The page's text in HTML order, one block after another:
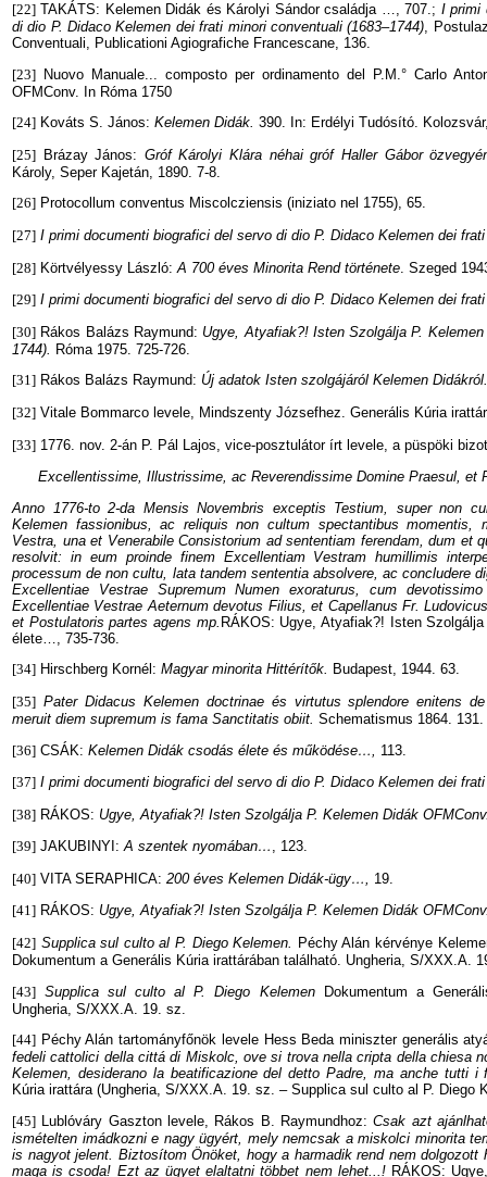
[22] TAKÁTS: Kelemen Didák és Károlyi Sándor családja …, 707.; I primi
di dio P. Didaco Kelemen dei frati minori conventuali (1683–1744),
Conventuali, Publicationi Agiografiche Francescane, 136.
[23] Nuovo Manuale... composto per ordinamento del P.M.° Carlo
OFMConv. In Róma 1750
[24] Kováts S. János: Kelemen Didák. 390. In: Erdélyi Tudósító.
[25] Brázay János: Gróf Károlyi Klára néhai gróf Haller Gábor
Károly, Seper Kajetán, 1890. 7-8.
[26] Protocollum conventus Miscolcziensis (iniziato nel 1755), 65.
[27] I primi documenti biografici del servo di dio P. Didaco Kelemen dei
[28] Körtvélyessy László: A 700 éves Minorita Rend története . Szeged
[29] I primi documenti biografici del servo di dio P. Didaco Kelemen dei
[30] Rákos Balázs Raymund: Ugye, Atyafiak?! Isten Szolgálja P.
1744).
Róma 1975. 725-726.
[31] Rákos Balázs Raymund: Új adatok Isten szolgájáról Kelemen Didákról.
[32] Vitale Bommarco levele, Mindszenty Józsefhez. Generális Kúria
[33] 1776. nov. 2-án P. Pál Lajos, vice-posztulátor írt levele, a püspöki
Excellentissime, Illustrissime, ac Reverendissime Domine Praesul, et
Anno 1776-to 2-da Mensis Novembris exceptis Testium, super non
Kelemen fassionibus, ac reliquis non cultum spectantibus momentis,
Vestra, una et Venerabile Consistorium ad sententiam ferendam, dum et
resolvit: in eum proinde finem Excellentiam Vestram humillimis
processum de non cultu, lata tandem sententia absolvere, ac concludere
Excellentiae Vestrae Supremum Numen exoraturus, cum
Excellentiae Vestrae Aeternum devotus Filius, et Capellanus Fr.
et Postulatoris partes agens mp. RÁKOS: Ugye, Atyafiak?! Isten
élete…, 735-736.
[34] Hirschberg Kornél: Magyar minorita Hittérítők. Budapest, 1944. 63.
[35] Pater Didacus Kelemen doctrinae és virtutus splendore enitens
meruit diem supremum is fama Sanctitatis obiit. Schematismus 1864. 131.
[36] CSÁK: Kelemen Didák csodás élete és működése…,
113.
[37] I primi documenti biografici del servo di dio P. Didaco Kelemen dei
[38] RÁKOS: Ugye, Atyafiak?! Isten Szolgálja P. Kelemen Didák
[39] JAKUBINYI:A szentek nyomában… , 123.
[40] VITA SERAPHICA: 200 éves Kelemen Didák-ügy…,
19.
[41] RÁKOS: Ugye, Atyafiak?! Isten Szolgálja P. Kelemen Didák
[42] Supplica sul culto al P. Diego Kelemen. Péchy Alán kérvénye
Dokumentum a Generális Kúria irattárában található. Ungheria, S/XXX.A.
[43] Supplica sul culto al P. Diego Kelemen
Dokumentum a
Ungheria, S/XXX.A. 19. sz.
[44] Péchy Alán tartományfőnök levele Hess Beda miniszter generális
fedeli cattolici della cittá di Miskolc, ove si trova nella cripta della chiesa
Kelemen, desiderano la beatificazione del detto Padre, ma anche tutti i
Kúria irattára (Ungheria, S/XXX.A. 19. sz. – Supplica sul culto al P. Diego
[45]
Lublóváry Gaszton levele, Rákos B. Raymundhoz:Csak azt
ismételten imádkozni e nagy ügyért, mely nemcsak a miskolci minorita
is nagyot jelent. Biztosítom Önöket, hogy a harmadik rend nem
maga is csoda! Ezt az ügyet elaltatni többet nem lehet...! RÁKOS: